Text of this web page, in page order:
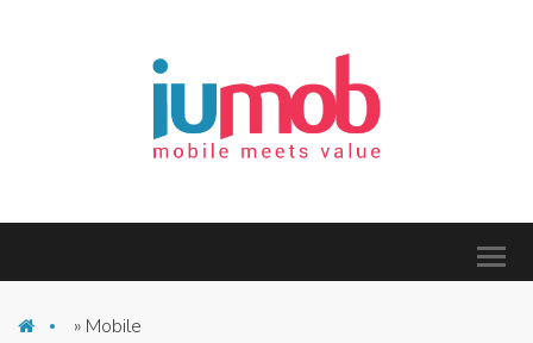
» Mobile